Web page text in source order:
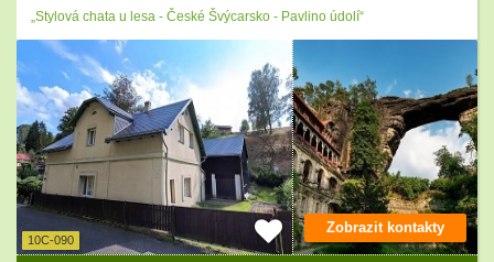
„Stylová chata u lesa - České Švýcarsko - Pavlino údolí“
10C-090
Zobrazit kontakty